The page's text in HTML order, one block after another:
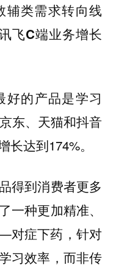
辅类需求转向线
飞C端业务增长
好的产品是学习
东、天猫和抖音
达到174%。
得到消费者更多
一种更加精准、
对症下药，针对
习效率，而非传